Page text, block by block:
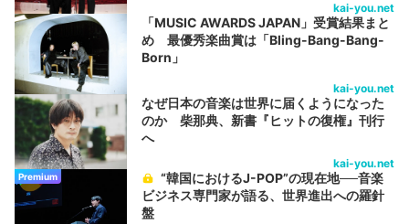
kai-you.net
「MUSIC AWARDS JAPAN」受賞結果まと
め 最優秀楽曲賞は「Bling-Bang-Bang-
Born」
kai-you.net
なぜ日本の音楽は世界に届くようになった
のか 柴那典、新書『ヒットの復権』刊行
へ
kai-you.net
Premium
“韓国におけるJ-POP”の現在地──音楽
ビジネス専門家が語る、世界進出への羅針
盤